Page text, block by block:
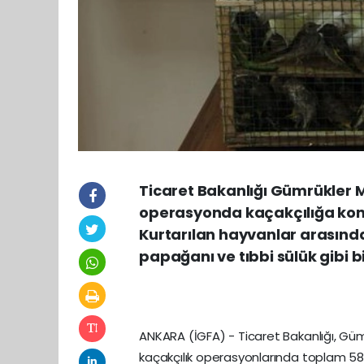
Ticaret Bakanlığı Gümrükler
operasyonda kaçakçılığa
Kurtarılan hayvanlar
papağanı ve tıbbi sülük gibi
ANKARA (İGFA) - Ticaret Bakanlığı,
kaçakçılık operasyonlarında toplam